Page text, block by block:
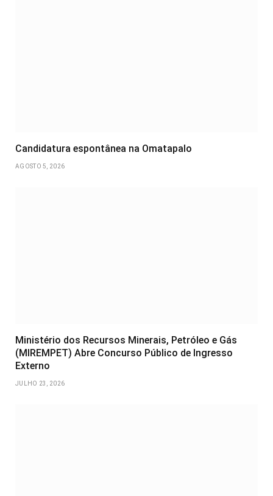
Candidatura espontânea na Omatapalo
AGOSTO 5, 2026
Ministério dos Recursos Minerais, Petróleo e Gás
(MIREMPET) Abre Concurso Público de Ingresso
Externo
JULHO 23, 2026